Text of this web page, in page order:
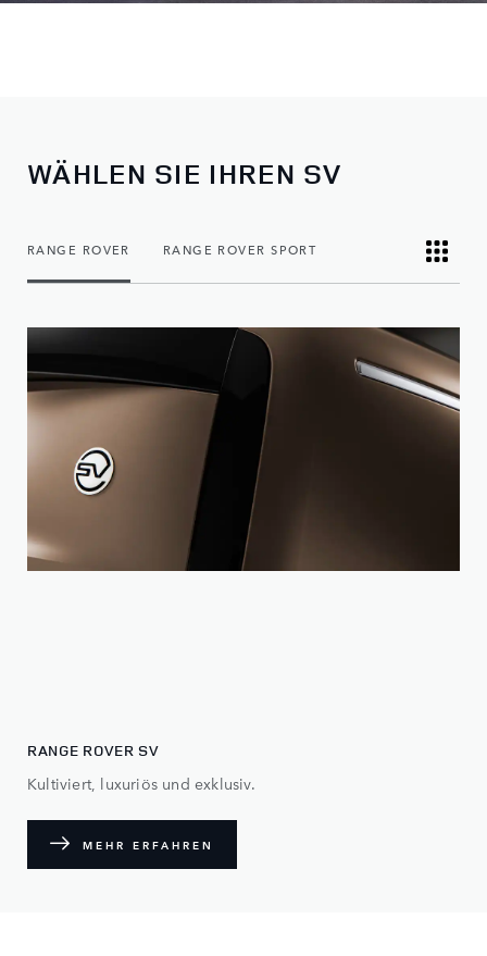
WÄHLEN SIE IHREN SV
RANGE ROVER RANGE ROVER SPORT
RANGE ROVER SV
Kultiviert, luxuriös und exklusiv.
MEHR ERFAHREN